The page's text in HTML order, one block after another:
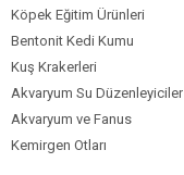
Köpek Eğitim Ürünleri
Bentonit Kedi Kumu
Kuş Krakerleri
Akvaryum Su Düzenleyiciler
Akvaryum ve Fanus
Kemirgen Otları